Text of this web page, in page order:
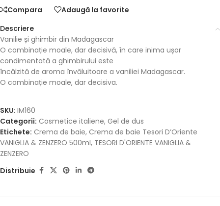
Compara
Adaugă la favorite
Descriere
Vanilie și ghimbir din Madagascar
O combinație moale, dar decisivă, în care inima ușor
condimentată a ghimbirului este
încălzită de aroma învăluitoare a vaniliei Madagascar.
O combinație moale, dar decisiva.
SKU: IM160
Categorii: Cosmetice italiene, Gel de dus
Etichete: Crema de baie, Crema de baie Tesori D’Oriente
VANIGLIA & ZENZERO 500ml, TESORI D'ORIENTE VANIGLIA &
ZENZERO
Distribuie